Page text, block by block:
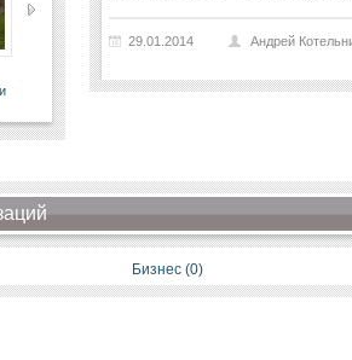
29.01.2014 Андрей
Бизнес (0)